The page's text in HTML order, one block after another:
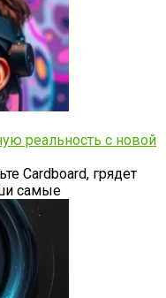
реальность с новой
Cardboard, грядет
самые